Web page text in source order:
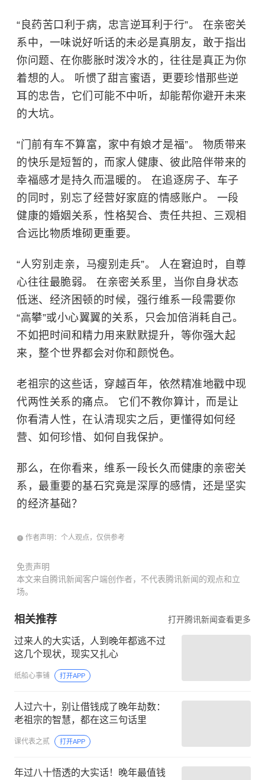
“良药苦口利于病，忠言逆耳利于行”。 在亲密关
系中，一味说好听话的未必是真朋友，敢于指出
你问题、在你膨胀时泼冷水的，往往是真正为你
着想的人。 听惯了甜言蜜语，更要珍惜那些逆
耳的忠告，它们可能不中听，却能帮你避开未来
的大坑。
“门前有车不算富，家中有娘才是福”。 物质带来
的快乐是短暂的，而家人健康、彼此陪伴带来的
幸福感才是持久而温暖的。 在追逐房子、车子
的同时，别忘了经营好家庭的情感账户。 一段
健康的婚姻关系，性格契合、责任共担、三观相
合远比物质堆砌更重要。
“人穷别走亲，马瘦别走兵”。 人在窘迫时，自尊
心往往最脆弱。 在亲密关系里，当你自身状态
低迷、经济困顿的时候，强行维系一段需要你
“高攀”或小心翼翼的关系，只会加倍消耗自己。
不如把时间和精力用来默默提升，等你强大起
来，整个世界都会对你和颜悦色。
老祖宗的这些话，穿越百年，依然精准地戳中现
代两性关系的痛点。 它们不教你算计，而是让
你看清人性，在认清现实之后，更懂得如何经
营、如何珍惜、如何自我保护。
那么，在你看来，维系一段长久而健康的亲密关
系，最重要的基石究竟是深厚的感情，还是坚实
的经济基础？
作者声明：个人观点，仅供参考
免责声明
本文来自腾讯新闻客户端创作者，不代表腾讯新闻的观点和立
场。
相关推荐 打开腾讯新闻查看更多
过来人的大实话，人到晚年都逃不过
这几个现状，现实又扎心
纸船心事铺 打开APP
人过六十，别让借钱成了晚年劫数：
老祖宗的智慧，都在这三句话里
课代表之贰 打开APP
年过八十悟透的大实话！晚年最值钱